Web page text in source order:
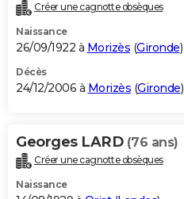
Créer une cagnotte obsèques
Naissance
26/09/1922 à Morizès (Gironde)
Décès
24/12/2006 à Morizès (Gironde)
Georges LARD (76 ans)
Créer une cagnotte obsèques
Naissance